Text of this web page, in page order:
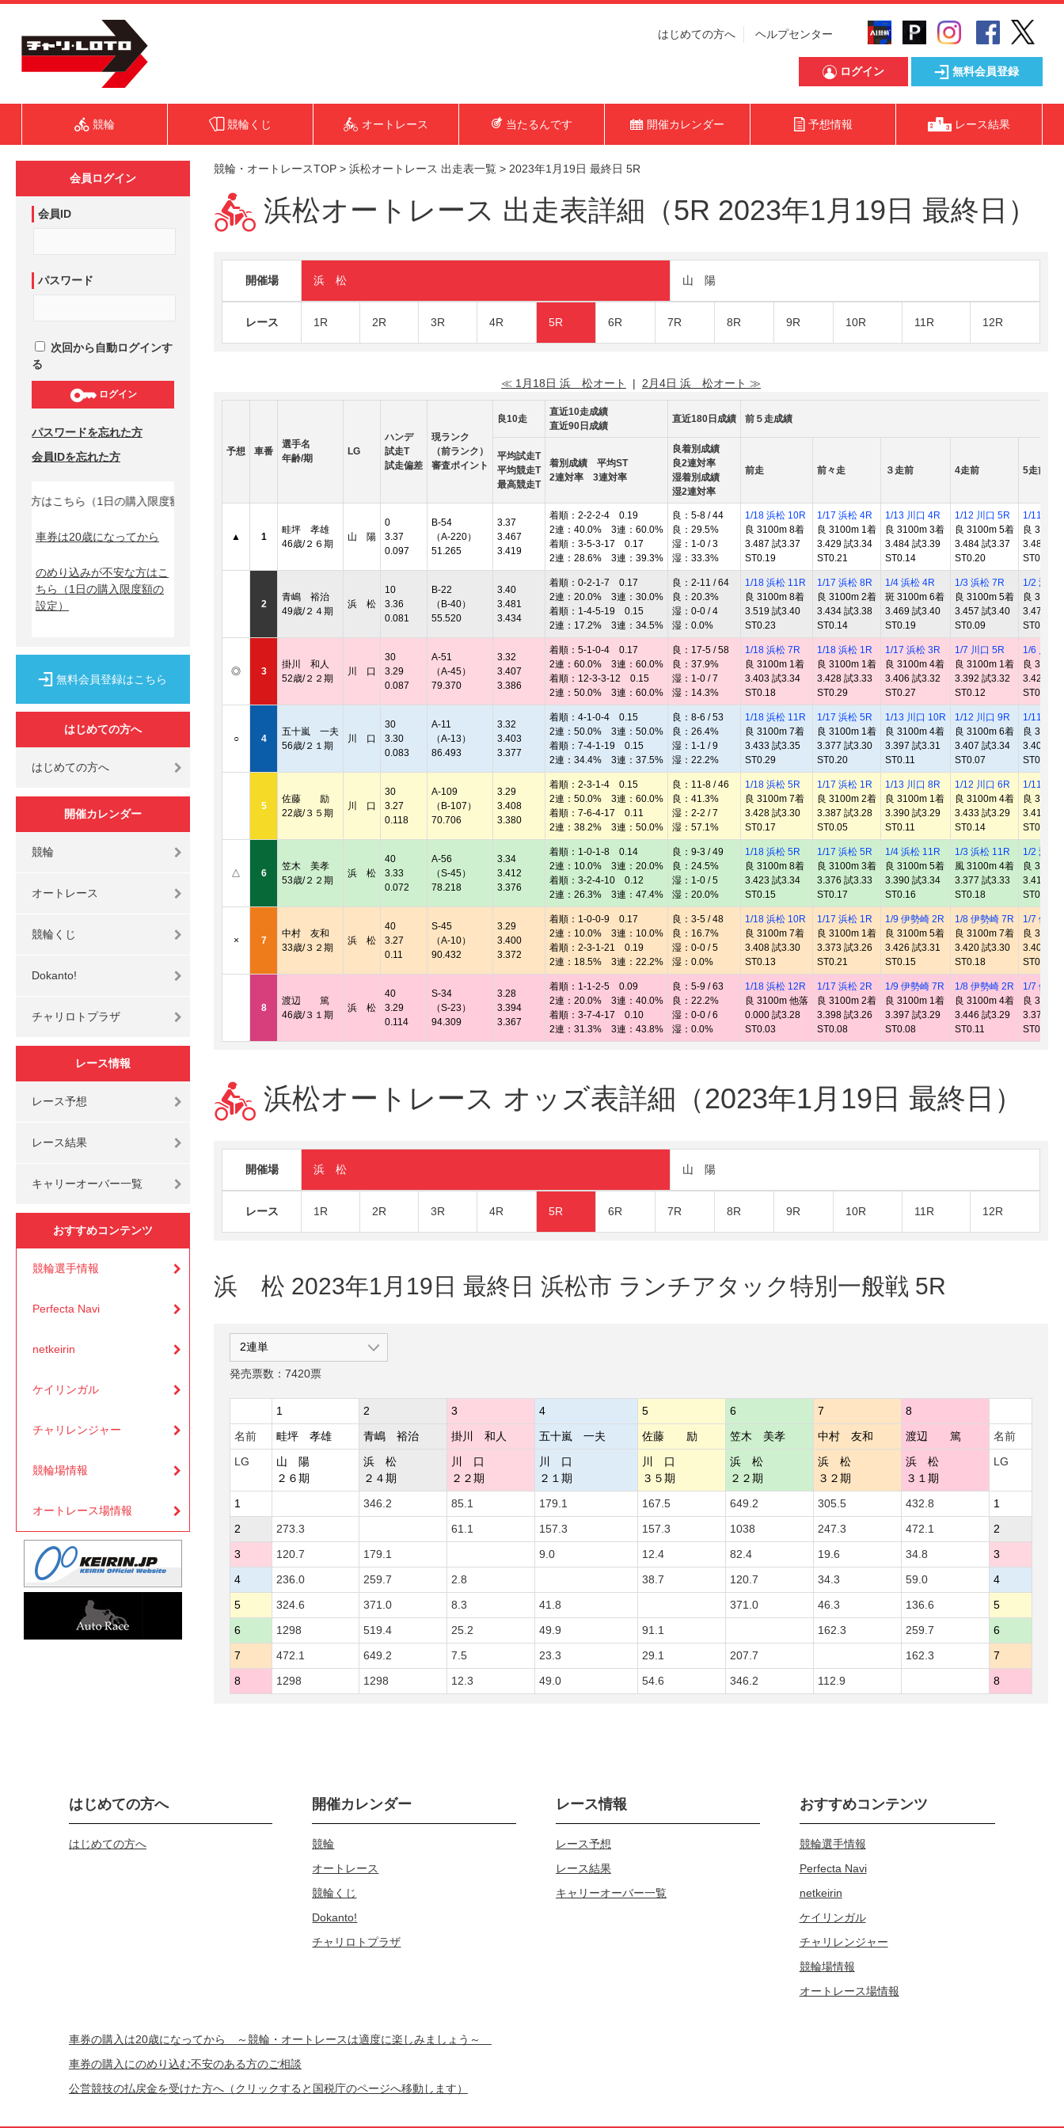
はじめての方へ ヘルプセンター
ログイン 無料会員登録
競輪 競輪くじ オートレース 当たるんです 開催カレンダー 予想情報 レース結果
会員ログイン
会員ID
パスワード
次回から自動ログインす
る
ログイン
パスワードを忘れた方
会員IDを忘れた方
はこちら（1日の購入限度額の設定）↓
車券は20歳になってから
のめり込みが不安な方はこ
ちら
（1日の購入限度額の
設定）
無料会員登録はこちら
はじめての方へ
はじめての方へ
開催カレンダー
競輪
オートレース
競輪くじ
Dokanto!
チャリロトプラザ
レース情報
レース予想
レース結果
キャリーオーバー一覧
おすすめコンテンツ
競輪選手情報
Perfecta Navi
netkeirin
ケイリンガル
チャリレンジャー
競輪場情報
オートレース場情報
競輪・オートレースTOP > 浜松オートレース 出走表一覧 > 2023年1月19日 最終日 5R
浜松オートレース 出走表詳細（5R 2023年1月19日 最終日）
開催場 浜 松 山 陽
レース 1R 2R 3R 4R 5R 6R 7R 8R 9R 10R 11R 12R
≪ 1月18日 浜 松オート | 2月4日 浜 松オート ≫
予想 車番
選手名
年齢/期
LG
ハンデ
試走T
試走偏差
現ランク
（前ランク）
審査ポイント
良10走
直近10走成績
直近90日成績
直近180日成績 前５走成績
平均試走T
平均競走T
最高競走T
着別成績 平均ST
2連対率 3連対率
良着別成績
良2連対率
湿着別成績
湿2連対率
前走 前々走 ３走前 4走前 5走前
▲ 1
畦坪 孝雄
46歳/２６期
山 陽
0
3.37
0.097
B-54
（A-220）
51.265
3.37
3.467
3.419
着順：2-2-2-4 0.19
2連：40.0% 3連：60.0%
着順：3-5-3-17 0.17
2連：28.6% 3連：39.3%
良：5-8 / 44
良：29.5%
湿：1-0 / 3
湿：33.3%
1/18 浜松 10R
良 3100m 8着
3.487 試3.37
ST0.19
1/17 浜松 4R
良 3100m 1着
3.429 試3.34
ST0.21
1/13 川口 4R
良 3100m 3着
3.484 試3.39
ST0.14
1/12 川口 5R
良 3100m 5着
3.484 試3.37
ST0.20
1/11 川
良
3.486 試
ST0.22
2
青嶋 裕治
49歳/２４期
浜 松
10
3.36
0.081
B-22
（B-40）
55.520
3.40
3.481
3.434
着順：0-2-1-7 0.17
2連：20.0% 3連：30.0%
着順：1-4-5-19 0.15
2連：17.2% 3連：34.5%
良：2-11 / 64
良：20.3%
湿：0-0 / 4
湿：0.0%
1/18 浜松 11R
良 3100m 8着
3.519 試3.40
ST0.23
1/17 浜松 8R
良 3100m 2着
3.434 試3.38
ST0.14
1/4 浜松 4R
斑 3100m 6着
3.469 試3.40
ST0.19
1/3 浜松 7R
良 3100m 5着
3.457 試3.40
ST0.09
1/2 浜松
良
3.473 試
ST0.14
◎ 3
掛川 和人
52歳/２２期
川 口
30
3.29
0.087
A-51
（A-45）
79.370
3.32
3.407
3.386
着順：5-1-0-4 0.17
2連：60.0% 3連：60.0%
着順：12-3-3-12 0.15
2連：50.0% 3連：60.0%
良：17-5 / 58
良：37.9%
湿：1-0 / 7
湿：14.3%
1/18 浜松 7R
良 3100m 1着
3.403 試3.34
ST0.18
1/18 浜松 1R
良 3100m 1着
3.428 試3.33
ST0.29
1/17 浜松 3R
良 3100m 4着
3.406 試3.32
ST0.27
1/7 川口 5R
良 3100m 1着
3.392 試3.32
ST0.12
1/6 川口
良
3.420 試
ST0.16
○ 4
五十嵐 一夫
56歳/２１期
川 口
30
3.30
0.083
A-11
（A-13）
86.493
3.32
3.403
3.377
着順：4-1-0-4 0.15
2連：50.0% 3連：50.0%
着順：7-4-1-19 0.15
2連：34.4% 3連：37.5%
良：8-6 / 53
良：26.4%
湿：1-1 / 9
湿：22.2%
1/18 浜松 11R
良 3100m 7着
3.433 試3.35
ST0.29
1/17 浜松 5R
良 3100m 1着
3.377 試3.30
ST0.20
1/13 川口 10R
良 3100m 4着
3.397 試3.31
ST0.11
1/12 川口 9R
良 3100m 6着
3.407 試3.34
ST0.07
1/11 川
良
3.409 試
ST0.16
5
佐藤 励
22歳/３５期
川 口
30
3.27
0.118
A-109
（B-107）
70.706
3.29
3.408
3.380
着順：2-3-1-4 0.15
2連：50.0% 3連：60.0%
着順：7-6-4-17 0.11
2連：38.2% 3連：50.0%
良：11-8 / 46
良：41.3%
湿：2-2 / 7
湿：57.1%
1/18 浜松 5R
良 3100m 7着
3.428 試3.30
ST0.17
1/17 浜松 1R
良 3100m 2着
3.387 試3.28
ST0.05
1/13 川口 8R
良 3100m 1着
3.390 試3.29
ST0.11
1/12 川口 6R
良 3100m 4着
3.433 試3.29
ST0.14
1/11 川
良
3.410 試
ST0.21
△ 6
笠木 美孝
53歳/２２期
浜 松
40
3.33
0.072
A-56
（S-45）
78.218
3.34
3.412
3.376
着順：1-0-1-8 0.14
2連：10.0% 3連：20.0%
着順：3-2-4-10 0.12
2連：26.3% 3連：47.4%
良：9-3 / 49
良：24.5%
湿：1-0 / 5
湿：20.0%
1/18 浜松 5R
良 3100m 8着
3.423 試3.34
ST0.15
1/17 浜松 5R
良 3100m 3着
3.376 試3.33
ST0.17
1/4 浜松 11R
良 3100m 5着
3.390 試3.34
ST0.16
1/3 浜松 11R
風 3100m 4着
3.377 試3.33
ST0.18
1/2 浜松
良
3.417 試
ST0.18
× 7
中村 友和
33歳/３２期
浜 松
40
3.27
0.11
S-45
（A-10）
90.432
3.29
3.400
3.372
着順：1-0-0-9 0.17
2連：10.0% 3連：10.0%
着順：2-3-1-21 0.19
2連：18.5% 3連：22.2%
良：3-5 / 48
良：16.7%
湿：0-0 / 5
湿：0.0%
1/18 浜松 10R
良 3100m 7着
3.408 試3.30
ST0.13
1/17 浜松 1R
良 3100m 1着
3.373 試3.26
ST0.21
1/9 伊勢崎 2R
良 3100m 5着
3.426 試3.31
ST0.15
1/8 伊勢崎 7R
良 3100m 7着
3.420 試3.30
ST0.18
1/7 伊勢
良
3.404 試
ST0.15
8
渡辺 篤
46歳/３１期
浜 松
40
3.29
0.114
S-34
（S-23）
94.309
3.28
3.394
3.367
着順：1-1-2-5 0.09
2連：20.0% 3連：40.0%
着順：3-7-4-17 0.10
2連：31.3% 3連：43.8%
良：5-9 / 63
良：22.2%
湿：0-0 / 6
湿：0.0%
1/18 浜松 12R
良 3100m 他落
0.000 試3.28
ST0.03
1/17 浜松 2R
良 3100m 2着
3.398 試3.26
ST0.08
1/9 伊勢崎 7R
良 3100m 1着
3.397 試3.29
ST0.08
1/8 伊勢崎 2R
良 3100m 4着
3.446 試3.29
ST0.11
1/7 伊勢
良
3.372 試
ST0.05
浜松オートレース オッズ表詳細（2023年1月19日 最終日）
開催場 浜 松 山 陽
レース 1R 2R 3R 4R 5R 6R 7R 8R 9R 10R 11R 12R
浜 松 2023年1月19日 最終日 浜松市 ランチアタック特別一般戦 5R
発売票数：7420票
1 2 3 4 5 6 7
8
名前
畦坪 孝雄 青嶋 裕治 掛川 和人 五十嵐 一夫 佐藤 励 笠木 美孝 中村 友和 渡辺 篤
名前
LG
山 陽
２６期
浜 松
２４期
川 口
２２期
川 口
２１期
川 口
３５期
浜 松
２２期
浜 松
３２期
浜 松
３１期
LG
1 346.2 85.1 179.1 167.5 649.2 305.5 432.8
1
2
273.3 61.1 157.3 157.3 1038 247.3 472.1
2
3
120.7 179.1 9.0 12.4 82.4 19.6 34.8
3
4
236.0 259.7 2.8 38.7 120.7 34.3 59.0
4
5
324.6 371.0 8.3 41.8 371.0 46.3 136.6
5
6
1298 519.4 25.2 49.9 91.1 162.3 259.7
6
7
472.1 649.2 7.5 23.3 29.1 207.7 162.3
7
8
1298 1298 12.3 49.0 54.6 346.2 112.9 8
はじめての方へ
はじめての方へ
開催カレンダー
競輪
オートレース
競輪くじ
Dokanto!
チャリロトプラザ
レース情報
レース予想
レース結果
キャリーオーバー一覧
おすすめコンテンツ
競輪選手情報
Perfecta Navi
netkeirin
ケイリンガル
チャリレンジャー
競輪場情報
オートレース場情報
車券の購入は20歳になってから ～競輪・オートレースは適度に楽しみましょう～
車券の購入にのめり込む不安のある方のご相談
公営競技の払戻金を受けた方へ（クリックすると国税庁のページへ移動します）